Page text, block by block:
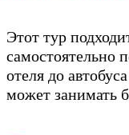
Этот тур
самостоятельно
отеля до
может занимать